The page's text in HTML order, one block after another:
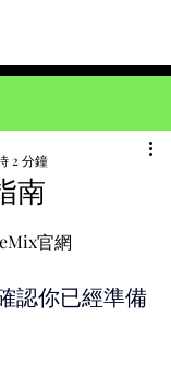
南
2 分鐘
5 顆星）。
官網
認你已經準備